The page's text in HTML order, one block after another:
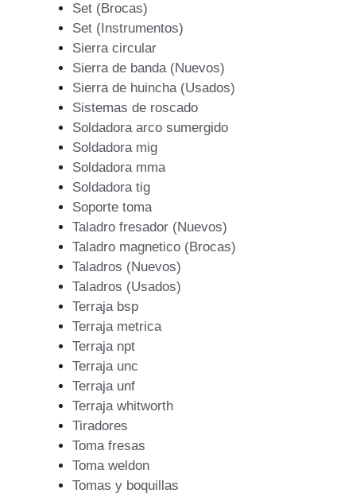
Set (Brocas)
Set (Instrumentos)
Sierra circular
Sierra de banda (Nuevos)
Sierra de huincha (Usados)
Sistemas de roscado
Soldadora arco sumergido
Soldadora mig
Soldadora mma
Soldadora tig
Soporte toma
Taladro fresador (Nuevos)
Taladro magnetico (Brocas)
Taladros (Nuevos)
Taladros (Usados)
Terraja bsp
Terraja metrica
Terraja npt
Terraja unc
Terraja unf
Terraja whitworth
Tiradores
Toma fresas
Toma weldon
Tomas y boquillas